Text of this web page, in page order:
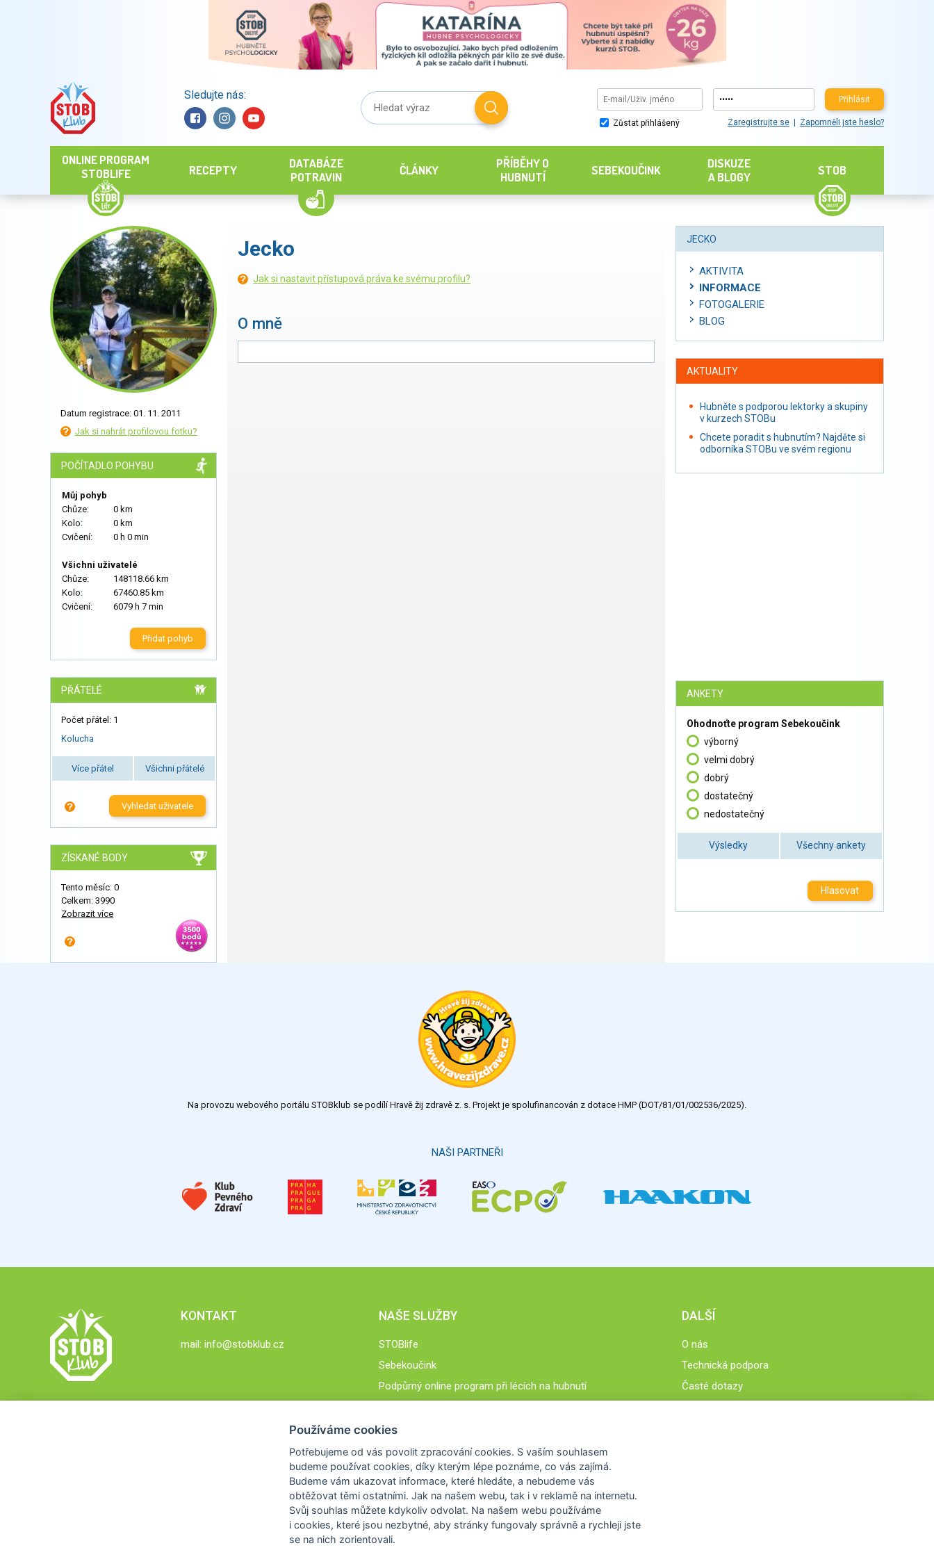
Sledujte nás: Přihlásit
Zůstat přihlášený Zaregistrujte se Zapomněli jste heslo?
ONLINE PROGRAM
STOBLIFE
RECEPTY
DATABÁZE
POTRAVIN
ČLÁNKY
PŘÍBĚHY O
HUBNUTÍ
SEBEKOUČINK
DISKUZE
A BLOGY
STOB
Datum registrace: 01. 11. 2011
Jak si nahrát profilovou fotku?
POČÍTADLO POHYBU
Můj pohyb
Chůze:
0 km
Kolo:
0 km
Cvičení:
0 h 0 min
Všichni uživatelé
Chůze:
148118.66 km
Kolo:
67460.85 km
Cvičení:
6079 h 7 min
Přidat pohyb
PŘÁTELÉ
Počet přátel: 1
Kolucha
Více přátel Všichni přátelé
Vyhledat uživatele
ZÍSKANÉ BODY
Tento měsíc: 0
Celkem: 3990
Zobrazit více
Jecko
Jak si nastavit přístupová práva ke svému profilu?
O mně
JECKO
AKTIVITA
INFORMACE
FOTOGALERIE
BLOG
AKTUALITY
Hubněte s podporou lektorky a skupiny
v kurzech STOBu
Chcete poradit s hubnutím? Najděte si
odborníka STOBu ve svém regionu
ANKETY
Ohodnoťte program Sebekoučink
výborný
velmi dobrý
dobrý
dostatečný
nedostatečný
Výsledky Všechny ankety
Hlasovat
Na provozu webového portálu STOBklub se podílí Hravě žij zdravě z. s. Projekt je spolufinancován z dotace HMP (DOT/81/01/002536/2025).
NAŠI PARTNEŘI
KONTAKT
mail: info@stobklub.cz
NAŠE SLUŽBY
STOBlife
Sebekoučink
Podpůrný online program při lécích na hubnutí
DALŠÍ
O nás
Technická podpora
Časté dotazy
Používáme cookies
Potřebujeme od vás povolit zpracování cookies. S vaším souhlasem
budeme používat cookies, díky kterým lépe poznáme, co vás zajímá.
Budeme vám ukazovat informace, které hledáte, a nebudeme vás
obtěžovat těmi ostatními. Jak na našem webu, tak i v reklamě na internetu.
Svůj souhlas můžete kdykoliv odvolat. Na našem webu používáme
i cookies, které jsou nezbytné, aby stránky fungovaly správně a rychleji jste
se na nich zorientovali.